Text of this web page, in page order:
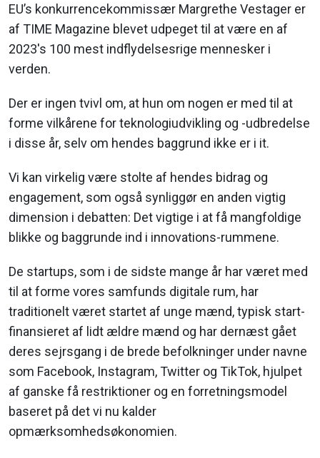
EU’s konkurrencekommissær Margrethe Vestager er
af TIME Magazine blevet udpeget til at være en af
2023's 100 mest indflydelsesrige mennesker i
verden.
Der er ingen tvivl om, at hun om nogen er med til at
forme vilkårene for teknologiudvikling og -udbredelse
i disse år, selv om hendes baggrund ikke er i it.
Vi kan virkelig være stolte af hendes bidrag og
engagement, som også synliggør en anden vigtig
dimension i debatten: Det vigtige i at få mangfoldige
blikke og baggrunde ind i innovations-rummene.
De startups, som i de sidste mange år har været med
til at forme vores samfunds digitale rum, har
traditionelt været startet af unge mænd, typisk start-
finansieret af lidt ældre mænd og har dernæst gået
deres sejrsgang i de brede befolkninger under navne
som Facebook, Instagram, Twitter og TikTok, hjulpet
af ganske få restriktioner og en forretningsmodel
baseret på det vi nu kalder
opmærksomhedsøkonomien.